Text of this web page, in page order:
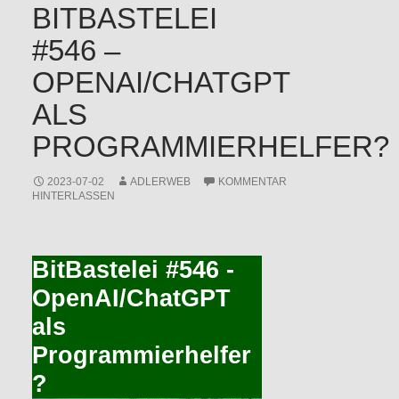
BITBASTELEI
#546 –
OPENAI/CHATGPT
ALS
PROGRAMMIERHELFER?
2023-07-02 ADLERWEB
KOMMENTAR
HINTERLASSEN
BitBastelei #546 -
OpenAI/ChatGPT
als
Programmierhelfer
?